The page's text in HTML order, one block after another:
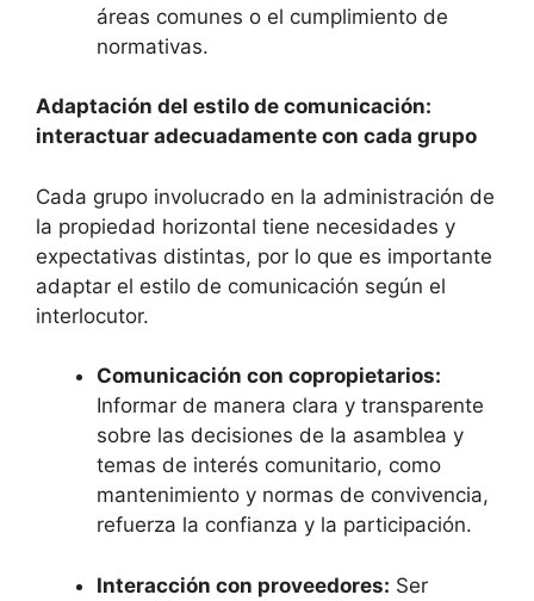
áreas comunes o el cumplimiento de
normativas.
Adaptación del estilo de comunicación:
interactuar adecuadamente con cada grupo
Cada grupo involucrado en la administración de
la propiedad horizontal tiene necesidades y
expectativas distintas, por lo que es importante
adaptar el estilo de comunicación según el
interlocutor.
Comunicación con copropietarios:
Informar de manera clara y transparente
sobre las decisiones de la asamblea y
temas de interés comunitario, como
mantenimiento y normas de convivencia,
refuerza la confianza y la participación.
Interacción con proveedores: Ser